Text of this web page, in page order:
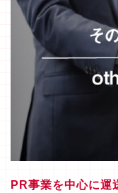
PR事業を中心に運